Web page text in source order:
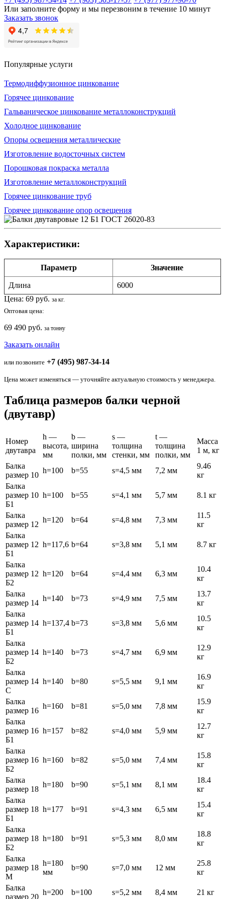
Или заполните форму и мы перезвоним в течение 10 минут
Заказать звонок
Популярные услуги
Термодиффузионное цинкование
Горячее цинкование
Гальваническое цинкование металлоконструкций
Холодное цинкование
Опоры освещения металлические
Изготовление водосточных систем
Порошковая покраска металла
Изготовление металлоконструкций
Горячее цинкование труб
Горячее цинкование опор освещения
Характеристики:
Параметр Значение
Длина
6000
Цена: 69 руб. за кг.
Оптовая цена:
69 490 руб. за тонну
Заказать онлайн
или позвоните +7 (495) 987-34-14
Цена может изменяться — уточняйте актуальную стоимость у менеджера.
Таблица размеров балки черной
(двутавр)
Номер
двутавра
h —
высота,
мм
b —
ширина
полки, мм
s —
толщина
стенки, мм
t —
толщина
полки, мм
Масса
1 м, кг
Балка
размер 10
h=100 b=55 s=4,5 мм 7,2 мм
9.46
кг
Балка
размер 10
Б1
h=100 b=55 s=4,1 мм 5,7 мм 8.1 кг
Балка
размер 12
h=120 b=64 s=4,8 мм 7,3 мм
11.5
кг
Балка
размер 12
Б1
h=117,6 b=64 s=3,8 мм 5,1 мм 8.7 кг
Балка
размер 12
Б2
h=120 b=64 s=4,4 мм 6,3 мм
10.4
кг
Балка
размер 14
h=140 b=73 s=4,9 мм 7,5 мм
13.7
кг
Балка
размер 14
Б1
h=137,4 b=73 s=3,8 мм 5,6 мм
10.5
кг
Балка
размер 14
Б2
h=140 b=73 s=4,7 мм 6,9 мм
12.9
кг
Балка
размер 14
С
h=140 b=80 s=5,5 мм 9,1 мм
16.9
кг
Балка
размер 16
h=160 b=81 s=5,0 мм 7,8 мм
15.9
кг
Балка
размер 16
Б1
h=157 b=82 s=4,0 мм 5,9 мм
12.7
кг
Балка
размер 16
Б2
h=160 b=82 s=5,0 мм 7,4 мм
15.8
кг
Балка
размер 18
h=180 b=90 s=5,1 мм 8,1 мм
18.4
кг
Балка
размер 18
Б1
h=177 b=91 s=4,3 мм 6,5 мм
15.4
кг
Балка
размер 18
Б2
h=180 b=91 s=5,3 мм 8,0 мм
18.8
кг
Балка
размер 18
М
h=180
мм
b=90 s=7,0 мм 12 мм
25.8
кг
Балка
размер 20
h=200 b=100 s=5,2 мм 8,4 мм 21 кг